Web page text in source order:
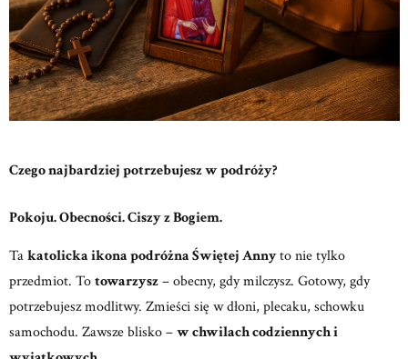
Czego najbardziej potrzebujesz w podróży?
Pokoju. Obecności. Ciszy z Bogiem.
Ta katolicka ikona podróżna Świętej Annyto nie tylko
przedmiot. To towarzysz – obecny, gdy milczysz. Gotowy, gdy
potrzebujesz modlitwy. Zmieści się w dłoni, plecaku, schowku
samochodu. Zawsze blisko – w chwilach codziennych i